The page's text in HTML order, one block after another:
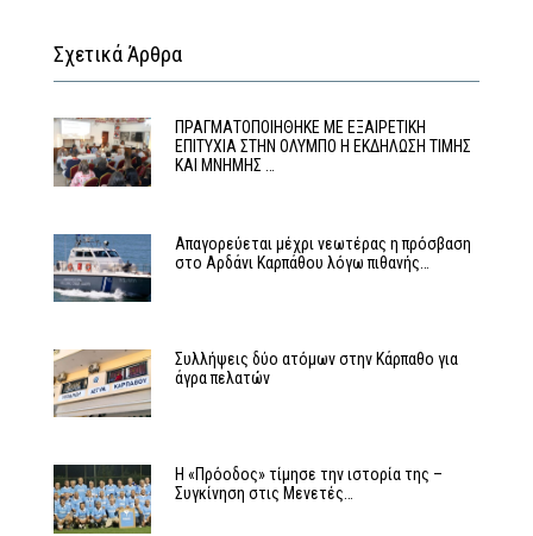
Σχετικά Άρθρα
ΠΡΑΓΜΑΤΟΠΟΙΗΘΗΚΕ ΜΕ ΕΞΑΙΡΕΤΙΚΗ
ΕΠΙΤΥΧΙΑ ΣΤΗΝ ΟΛΥΜΠΟ Η ΕΚΔΗΛΩΣΗ ΤΙΜΗΣ
ΚΑΙ ΜΝΗΜΗΣ …
Απαγορεύεται μέχρι νεωτέρας η πρόσβαση
στο Αρδάνι Καρπάθου λόγω πιθανής…
Συλλήψεις δύο ατόμων στην Κάρπαθο για
άγρα πελατών
Η «Πρόοδος» τίμησε την ιστορία της –
Συγκίνηση στις Μενετές…